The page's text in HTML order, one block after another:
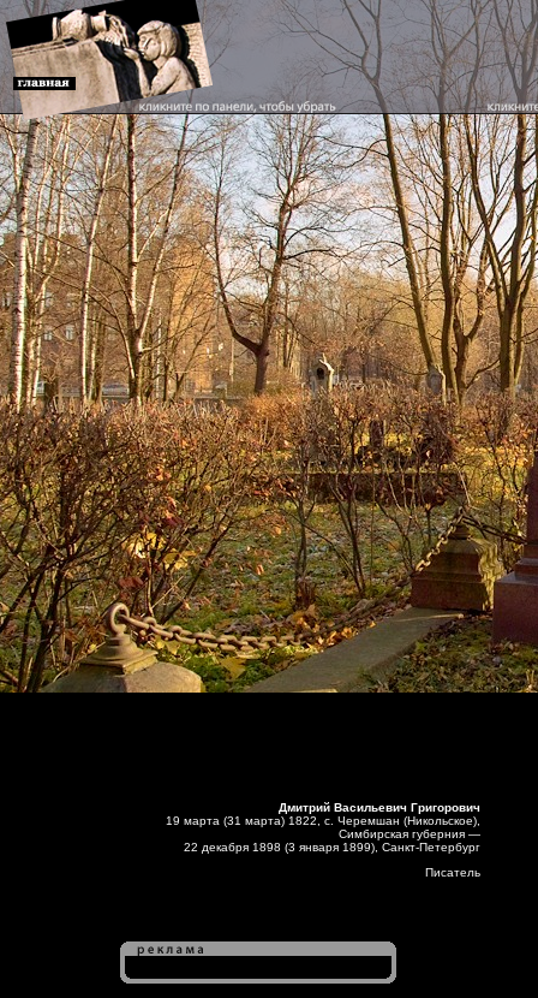
Дмитрий Васильевич Григорович
19 марта (31 марта) 1822, с. Черемшан (Никольское),
Симбирская губерния —
22 декабря 1898 (3 января 1899), Санкт-Петербург
Писатель